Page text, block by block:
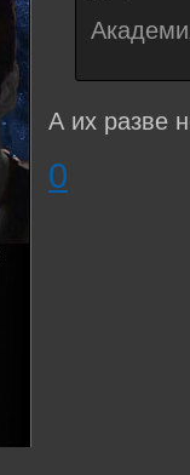
А их разве
0